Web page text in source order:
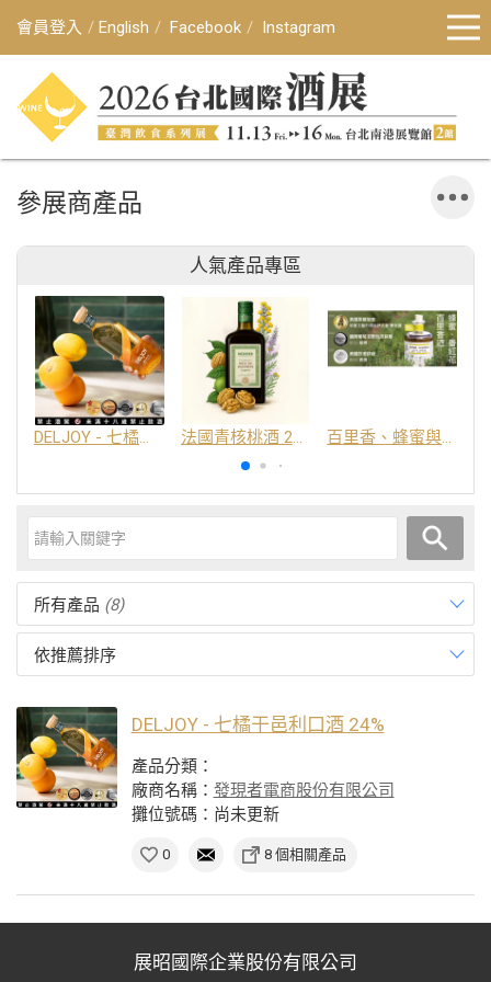
會員登入 English Facebook Instagram
參展商產品
人氣產品專區
DELJOY - 七橘干邑利口酒 24% 法國青核桃酒 25% 百里香、蜂蜜與番紅花酒
所有產品 (8)
依推薦排序
DELJOY - 七橘干邑利口酒 24%
產品分類：
廠商名稱： 發現者電商股份有限公司
攤位號碼：尚未更新
0 8 個相關產品
展昭國際企業股份有限公司